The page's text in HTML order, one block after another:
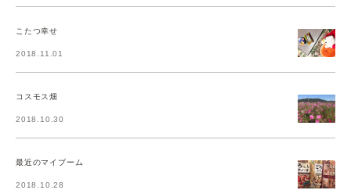
こたつ幸せ
2018.11.01
コスモス畑
2018.10.30
最近のマイブーム
2018.10.28